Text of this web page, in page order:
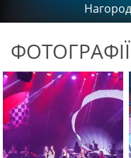
ФОТОГРАФІЇ